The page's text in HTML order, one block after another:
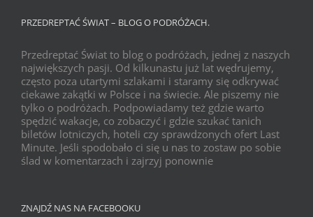
PRZEDREPTAĆ ŚWIAT – BLOG O PODRÓŻACH.
Przedreptać Świat to blog o podróżach, jednej z naszych
największych pasji. Od kilkunastu już lat wędrujemy,
często poza utartymi szlakami i staramy się odkrywać
ciekawe zakątki w Polsce i na świecie. Ale piszemy nie
tylko o podróżach. Podpowiadamy też gdzie warto
spędzić wakacje, co zobaczyć i gdzie szukać tanich
biletów lotniczych, hoteli czy sprawdzonych ofert Last
Minute. Jeśli spodobało ci się u nas to zostaw po sobie
ślad w komentarzach i zajrzyj ponownie
ZNAJDŹ NAS NA FACEBOOKU